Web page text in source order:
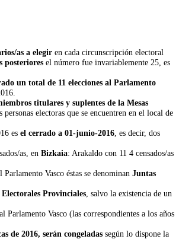
as a elegir en cada circunscripción electoral
posteriores el número fue invariablemente 25, es
un total de 11 elecciones al Parlamento
titulares y suplentes de la Mesas
electoras que se encuentren en el local de
esel cerrado a 01-junio-2016 , es decir, dos
as, en Bizkaia: Arakaldo con 11 4 censados/as
Parlamento Vasco éstas se denominan Juntas
Provinciales , salvo la existencia de un
Parlamento Vasco (las correspondientes a los años
de 2016, serán congeladas según lo dispone la